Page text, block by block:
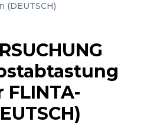
(DEUTSCH)